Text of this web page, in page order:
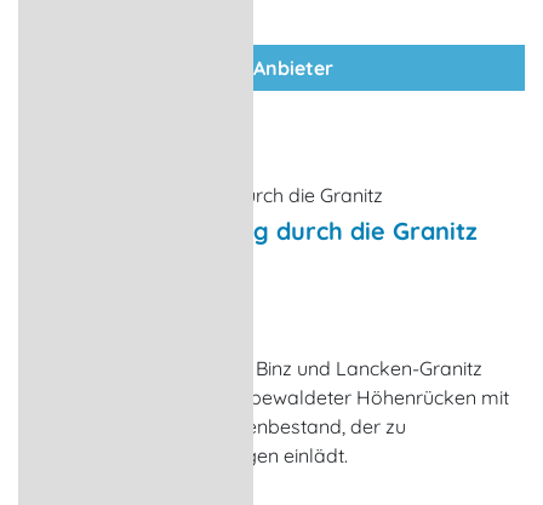
zum Anbieter
Herrliche Wanderung durch die Granitz
Im Bereich zwischen Sellin, Binz und Lancken-Granitz
gelegen ist die Granitz ein bewaldeter Höhenrücken mit
reichem Buchen- und Eichenbestand, der zu
ausgedehnten Wanderungen einlädt.